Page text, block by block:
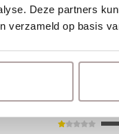
Deze partners
verzameld op basis